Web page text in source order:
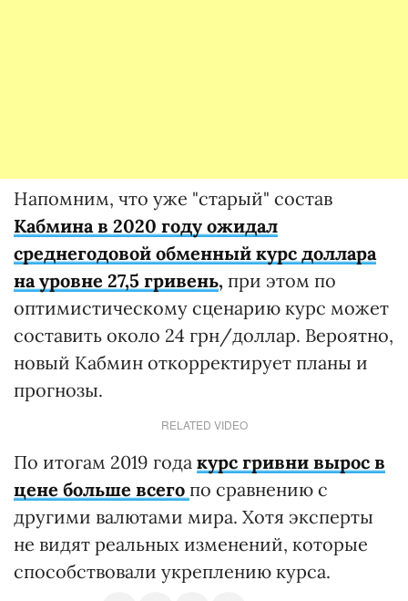
Напомним, что уже "старый" состав
Кабмина в 2020 году ожидал
среднегодовой обменный курс доллара
на уровне 27,5 гривень, при этом по
оптимистическому сценарию курс может
составить около 24 грн/доллар. Вероятно,
новый Кабмин откорректирует планы и
прогнозы.
RELATED VIDEO
По итогам 2019 года курс гривни вырос в
цене больше всего по сравнению с
другими валютами мира. Хотя эксперты
не видят реальных изменений, которые
способствовали укреплению курса.